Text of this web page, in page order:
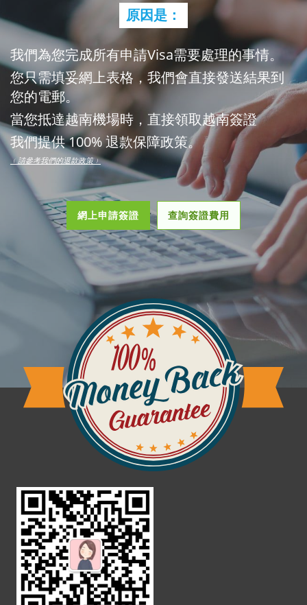
原因是：
我們為您完成所有申請Visa需要處理的事情。
您只需填妥網上表格，我們會直接發送結果到
您的電郵。
當您抵達越南機場時，直接領取越南簽證
我們提供 100% 退款保障政策。
﹙請參考我們的退款政策﹚
網上申請簽證 查詢簽證費用